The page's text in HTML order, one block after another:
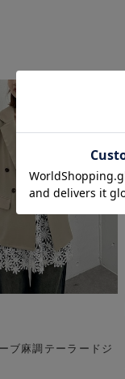
ブ麻調テーラードジ